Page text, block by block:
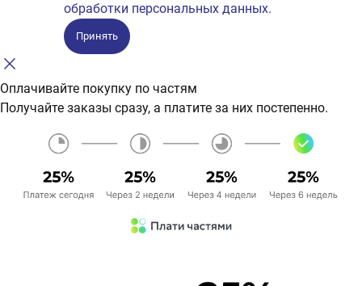
обработки персональных данных.
Принять
Оплачивайте покупку по частям
Получайте заказы сразу, а платите за них постепенно.